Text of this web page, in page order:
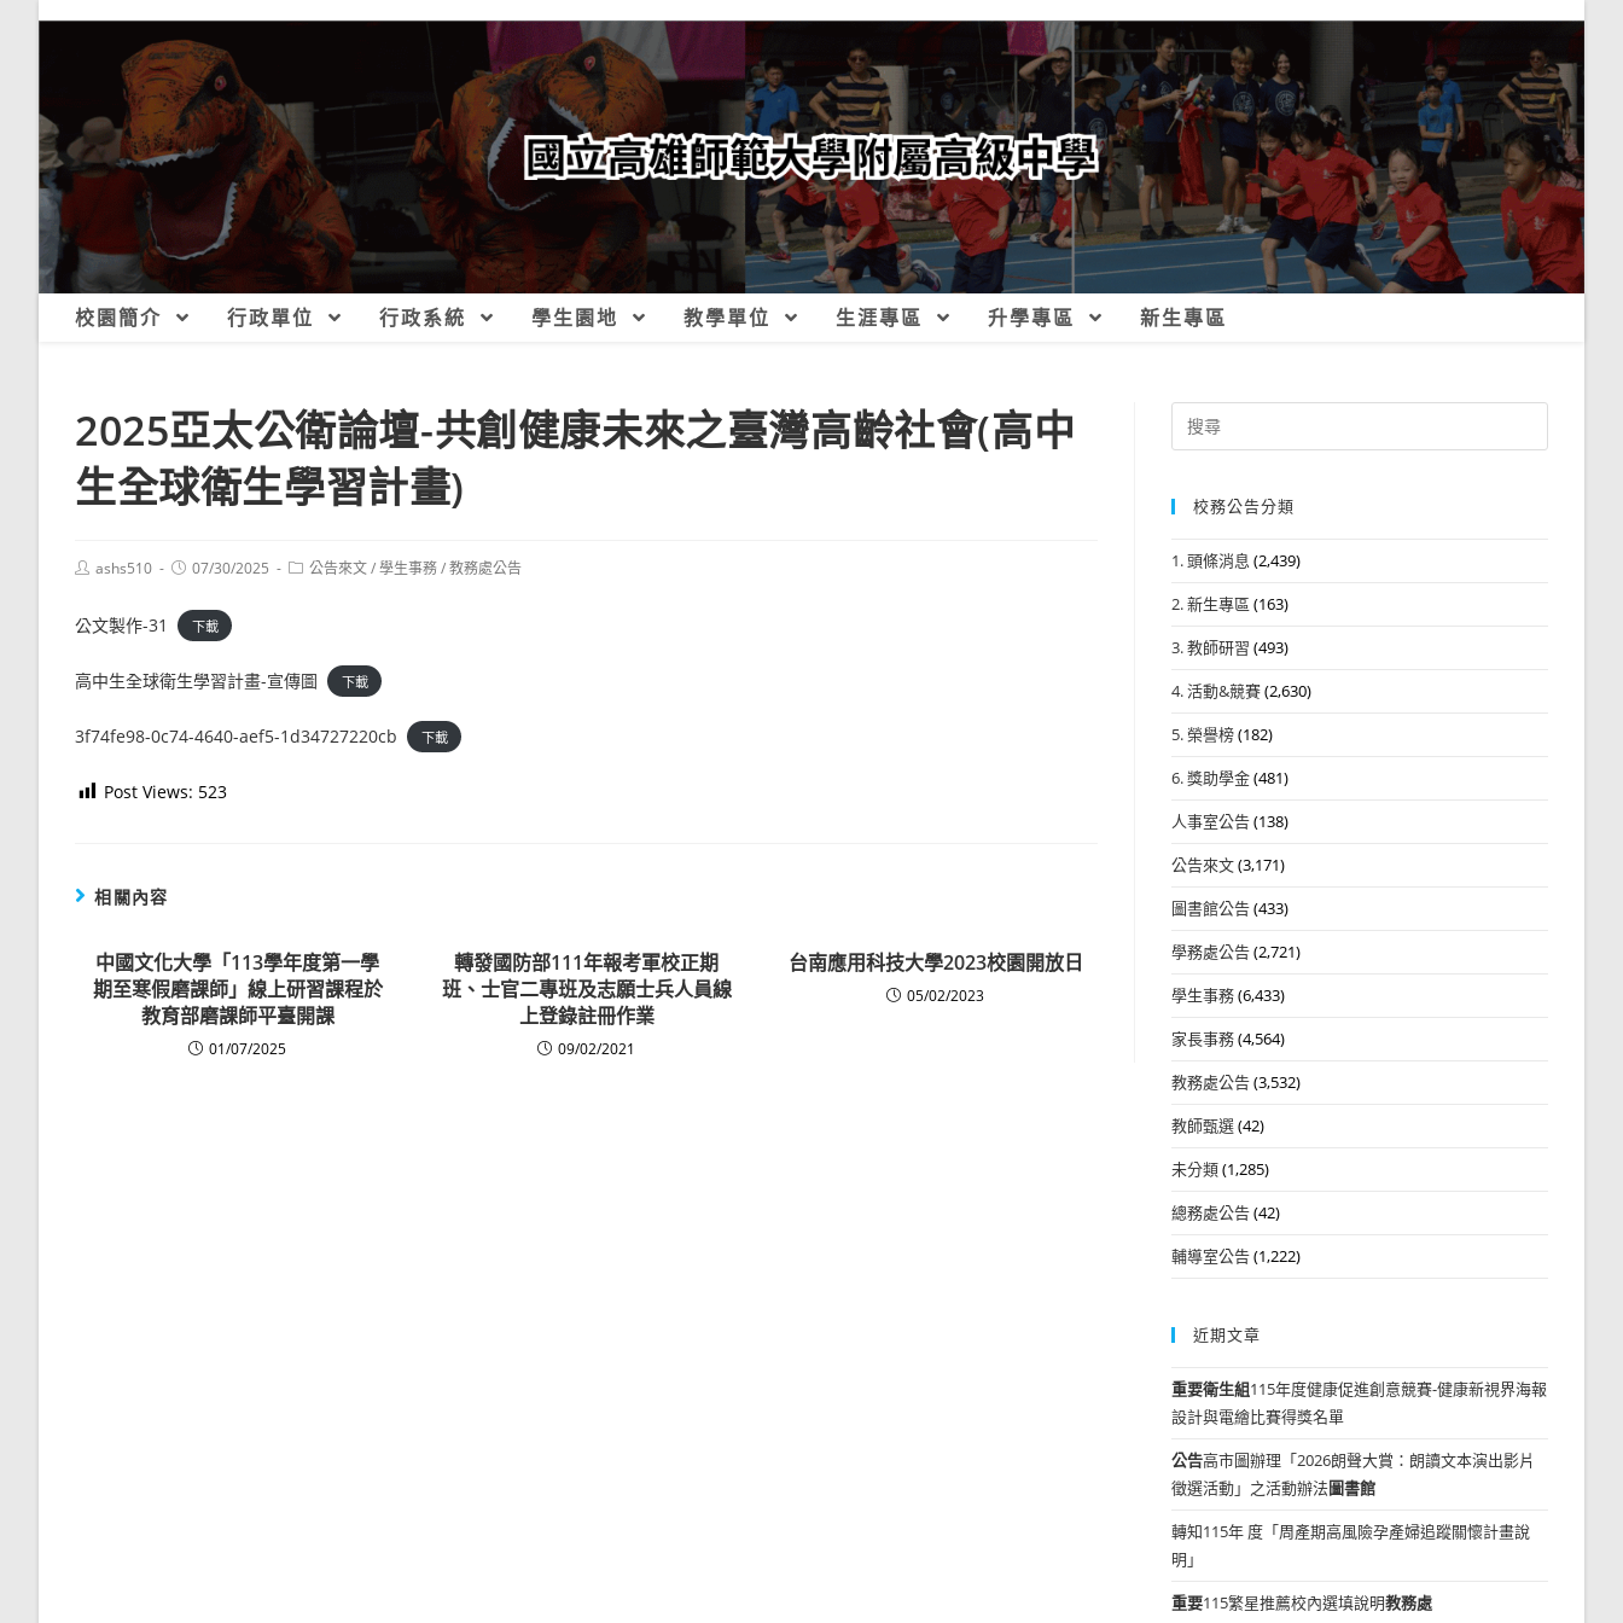
校園簡介 行政單位 行政系統 學生園地 教學單位 生涯專區 升學專區 新生專區
2025亞太公衛論壇-共創健康未來之臺灣高齡社會(高中
生全球衛生學習計畫)
Postashs510
Post07/30/2025
Post公告來文/學生事務/教務處公告
公文製作-31 下載
高中生全球衛生學習計畫-宣傳圖 下載
3f74fe98-0c74-4640-aef5-1d34727220cb 下載
Post Views: 523
相關內容
中國文化大學「113學年度第一學
期至寒假磨課師」線上研習課程於
教育部磨課師平臺開課
01/07/2025
轉發國防部111年報考軍校正期
班、士官二專班及志願士兵人員線
上登錄註冊作業
09/02/2021
台南應用科技大學2023校園開放日
05/02/2023
Search
for:
校務公告分類
1. 頭條消息 (2,439)
2. 新生專區 (163)
3. 教師研習 (493)
4. 活動&競賽(2,630)
5. 榮譽榜(182)
6. 獎助學金(481)
人事室公告(138)
公告來文(3,171)
圖書館公告(433)
學務處公告(2,721)
學生事務(6,433)
家長事務(4,564)
教務處公告(3,532)
教師甄選(42)
未分類(1,285)
總務處公告(42)
輔導室公告(1,222)
近期文章
重要衛生組115年度健康促進創意競賽-健康新視界海報
設計與電繪比賽得獎名單
公告高市圖辦理「2026朗聲大賞：朗讀文本演出影片
徵選活動」之活動辦法圖書館
轉知115年 度「周產期高風險孕產婦追蹤關懷計畫說
明」
重要115繁星推薦校內選填說明教務處